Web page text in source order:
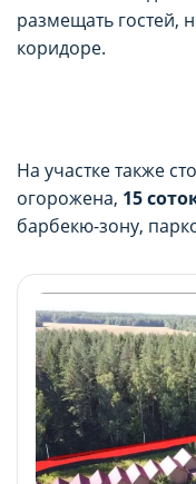
размещать гостей,
коридоре.
На участке также
огорожена, 15
барбекю-зону,